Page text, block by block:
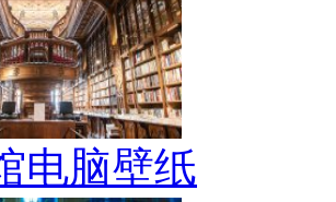
电脑壁纸